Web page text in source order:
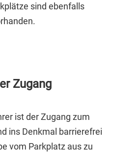
sind ebenfalls
Zugang
ist der Zugang zum
ins Denkmal barrierefrei
vom Parkplatz aus zu